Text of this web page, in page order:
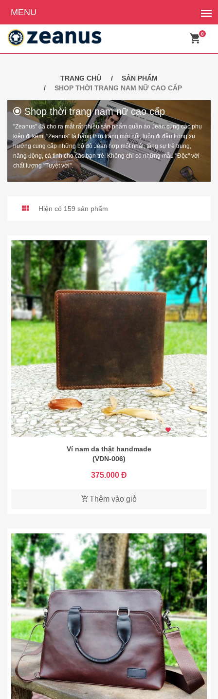
0
TRANG CHỦ
SẢN PHẨM
SHOP THỜI TRANG NAM NỮ CAO CẤP
Shop thời trang nam nữ cao cấp
"Zeanus" đã cho ra mắt rất nhiều sản phẩm quần áo Jean cùng các phụ
kiện đi kèm. "Zeanus" là hãng thời trang mới nổi, luôn đi đầu trong xu
hướng cung cấp những bộ đồ Jean hợp mốt nhất, tăng sự trẻ trung,
năng động, cá tính cho các bạn trẻ. Không chỉ có những mẫu "Độc" với
chất lượng "Tuyệt vời".
Hiện có 159 sản phẩm
1.559 thích
Ví nam da thật handmade
(VDN-006)
375.000 Đ
Thêm vào giỏ